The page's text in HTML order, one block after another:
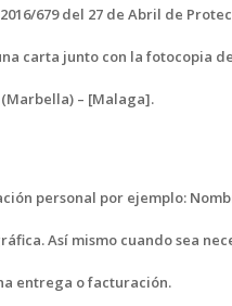
679 del 27 de Abril de
carta junto con la fotocopia de
(Marbella) – [Malaga].
personal por ejemplo:
Así mismo cuando sea
entrega o facturación.